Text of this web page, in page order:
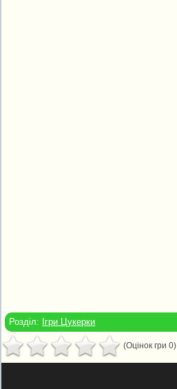
Розділ: Ігри Цукерки
(Оцінок гри 0)